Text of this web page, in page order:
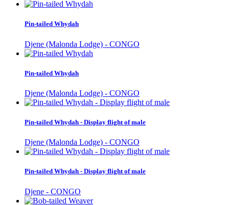
Pin-tailed Whydah
Djene (Malonda Lodge) - CONGO
Pin-tailed Whydah
Djene (Malonda Lodge) - CONGO
Pin-tailed Whydah - Display flight of male
Djene (Malonda Lodge) - CONGO
Pin-tailed Whydah - Display flight of male
Djene - CONGO